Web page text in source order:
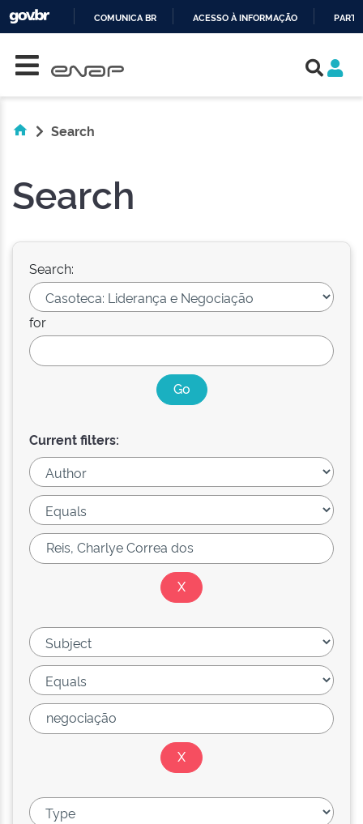
COMUNICA BR ACESSO À INFORMAÇÃO
Search
Search
Search:
for
Current filters: